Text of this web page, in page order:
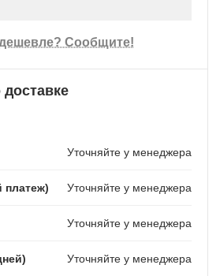
Сообщите!
Уточняйте у менеджера
Уточняйте у менеджера
Уточняйте у менеджера
Уточняйте у менеджера